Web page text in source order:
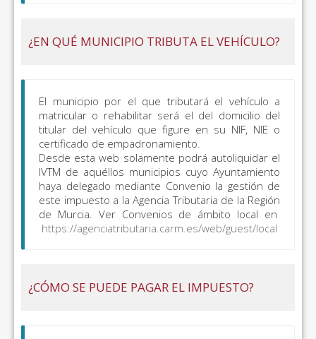
¿EN QUÉ MUNICIPIO TRIBUTA EL VEHÍCULO?
El municipio por el que tributará el vehículo a
matricular o rehabilitar será el del domicilio del
titular del vehículo que figure en su NIF, NIE o
certificado de empadronamiento.
Desde esta web solamente podrá autoliquidar el
IVTM de aquéllos municipios cuyo Ayuntamiento
haya delegado mediante Convenio la gestión de
este impuesto a la Agencia Tributaria de la Región
de Murcia. Ver Convenios de ámbito local en
https://agenciatributaria.carm.es/web/guest/local
¿CÓMO SE PUEDE PAGAR EL IMPUESTO?